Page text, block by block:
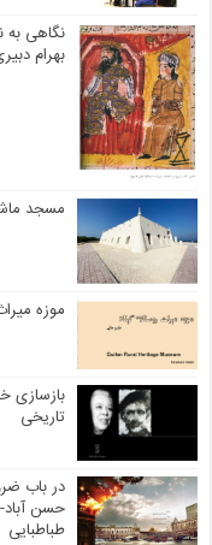
نگاهی به
بهرام
مسجد
موزه
بازسازی
تاریخی
در باب
حسن
طباطبایی